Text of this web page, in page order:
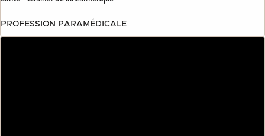
PROFESSION PARAMÉDICALE